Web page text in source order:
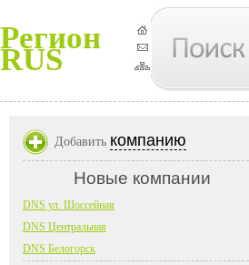
Регион
RUS
Добавить компанию
Новые компании
DNS ул. Шоссейная
DNS Центральная
DNS Белогорск